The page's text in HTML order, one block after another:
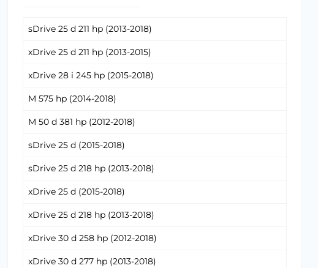
sDrive 25 d 211 hp (2013-2018)
xDrive 25 d 211 hp (2013-2015)
xDrive 28 i 245 hp (2015-2018)
M 575 hp (2014-2018)
M 50 d 381 hp (2012-2018)
sDrive 25 d (2015-2018)
sDrive 25 d 218 hp (2013-2018)
xDrive 25 d (2015-2018)
xDrive 25 d 218 hp (2013-2018)
xDrive 30 d 258 hp (2012-2018)
xDrive 30 d 277 hp (2013-2018)